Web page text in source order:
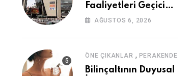
Faaliyetleri Geçici
Olarak Durduruldu
AĞUSTOS 6, 2026
ÖNE ÇIKANLAR , PERAKENDE
Bilinçaltının Duyusal